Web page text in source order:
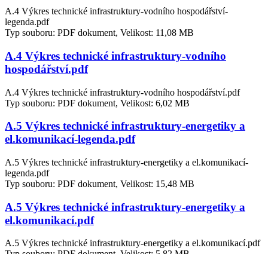
A.4 Výkres technické infrastruktury-vodního hospodářství-
legenda.pdf
Typ souboru: PDF dokument, Velikost: 11,08 MB
A.4 Výkres technické infrastruktury-vodního
hospodářství.pdf
A.4 Výkres technické infrastruktury-vodního hospodářství.pdf
Typ souboru: PDF dokument, Velikost: 6,02 MB
A.5 Výkres technické infrastruktury-energetiky a
el.komunikací-legenda.pdf
A.5 Výkres technické infrastruktury-energetiky a el.komunikací-
legenda.pdf
Typ souboru: PDF dokument, Velikost: 15,48 MB
A.5 Výkres technické infrastruktury-energetiky a
el.komunikací.pdf
A.5 Výkres technické infrastruktury-energetiky a el.komunikací.pdf